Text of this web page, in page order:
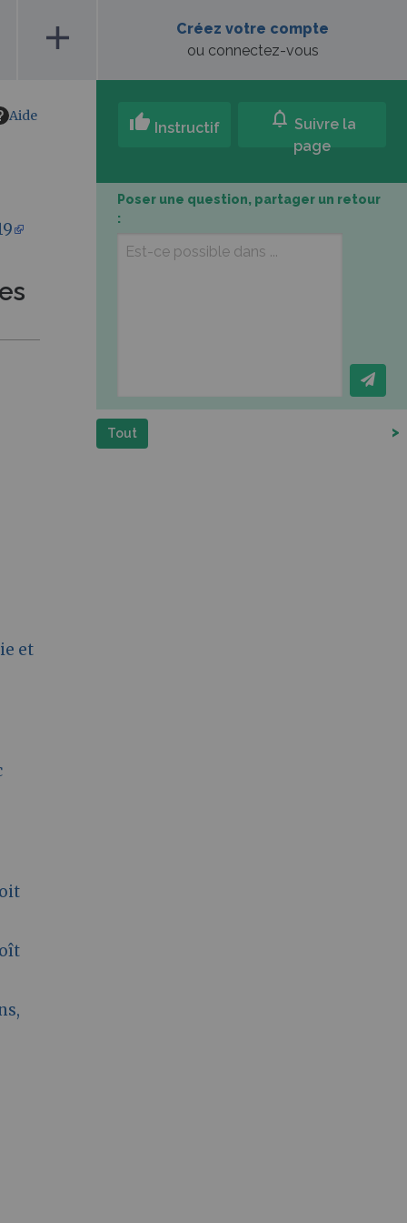
add
Créez votre compte
ou connectez-vous
Aide
et
thumb_up Instructif notifications Suivre la
page
Poser une question, partager un retour
:
Tout >